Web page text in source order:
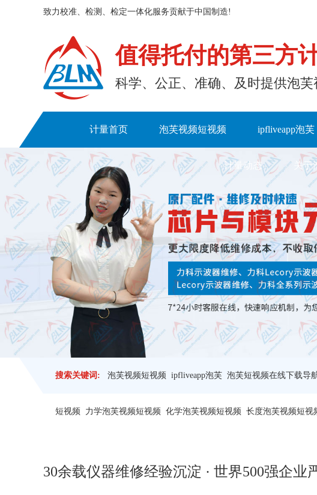
致力校准、检测、检定一体化服务贡献于中国制造!
值得托付的第三方
科学、公正、准确、及时提
计量首页 泡芙视频短视频 ipfliveapp泡芙
计量动态 关
搜索关键词: 泡芙视频短视频 ipfliveapp泡芙 泡芙短视频在线下载导
短视频 力学泡芙视频短视频 化学泡芙视频短视频 长度泡芙视频短视
30余载仪器维修经验沉淀 · 世界500强企业